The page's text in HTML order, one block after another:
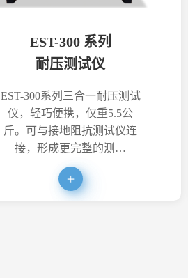
EST-300 系列
耐压测试仪
EST-300系列三合一耐压测试
仪，轻巧便携，仅重5.5公
斤。可与接地阻抗测试仪连
接，形成更完整的测…